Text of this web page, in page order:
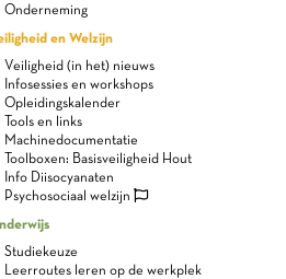
Onderneming
en Welzijn
Veiligheid (in het) nieuws
Infosessies en workshops
Opleidingskalender
Tools en links
Machinedocumentatie
Toolboxen: Basisveiligheid Hout
Info Diisocyanaten
Psychosociaal welzijn
Studiekeuze
Leerroutes leren op de werkplek